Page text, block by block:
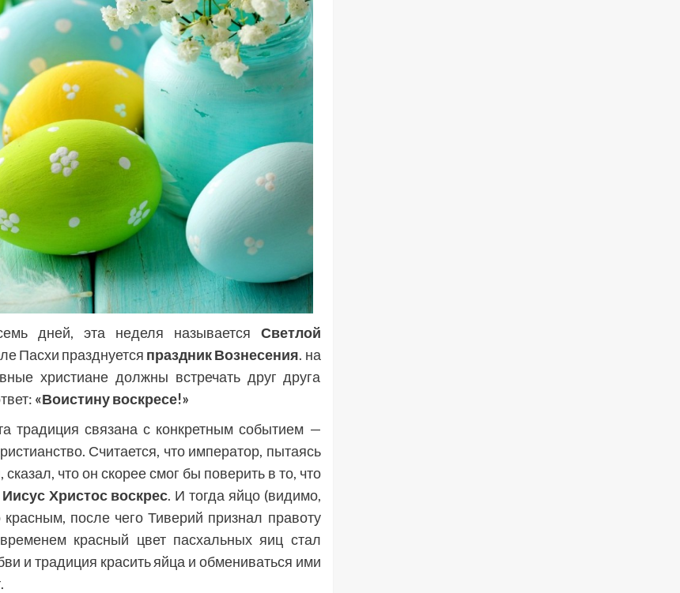
дней, эта неделя называется Светлой
Пасхи празднуется праздник Вознесения. на
христиане должны встречать друг друга
«Воистину воскресе!»
традиция связана с конкретным событием —
Считается, что император, пытаясь
что он скорее смог бы поверить в то, что
Иисус Христос воскрес. И тогда яйцо (видимо,
после чего Тиверий признал правоту
красный цвет пасхальных яиц стал
и традиция красить яйца и обмениваться ими